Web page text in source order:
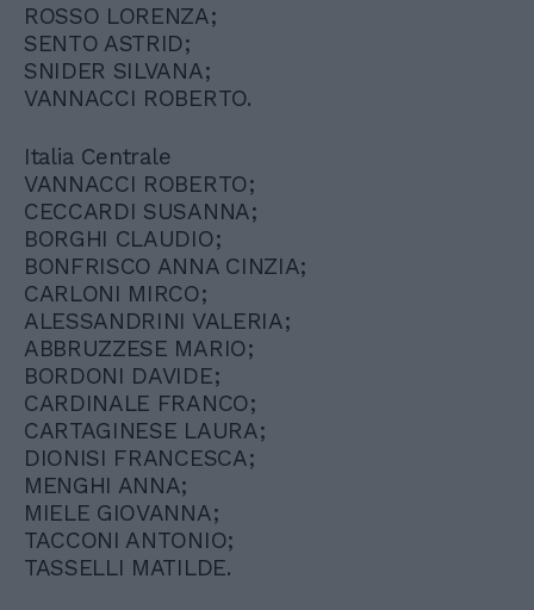
ROSSO LORENZA;
SENTO ASTRID;
SNIDER SILVANA;
VANNACCI ROBERTO.
Italia Centrale
VANNACCI ROBERTO;
CECCARDI SUSANNA;
BORGHI CLAUDIO;
BONFRISCO ANNA CINZIA;
CARLONI MIRCO;
ALESSANDRINI VALERIA;
ABBRUZZESE MARIO;
BORDONI DAVIDE;
CARDINALE FRANCO;
CARTAGINESE LAURA;
DIONISI FRANCESCA;
MENGHI ANNA;
MIELE GIOVANNA;
TACCONI ANTONIO;
TASSELLI MATILDE.